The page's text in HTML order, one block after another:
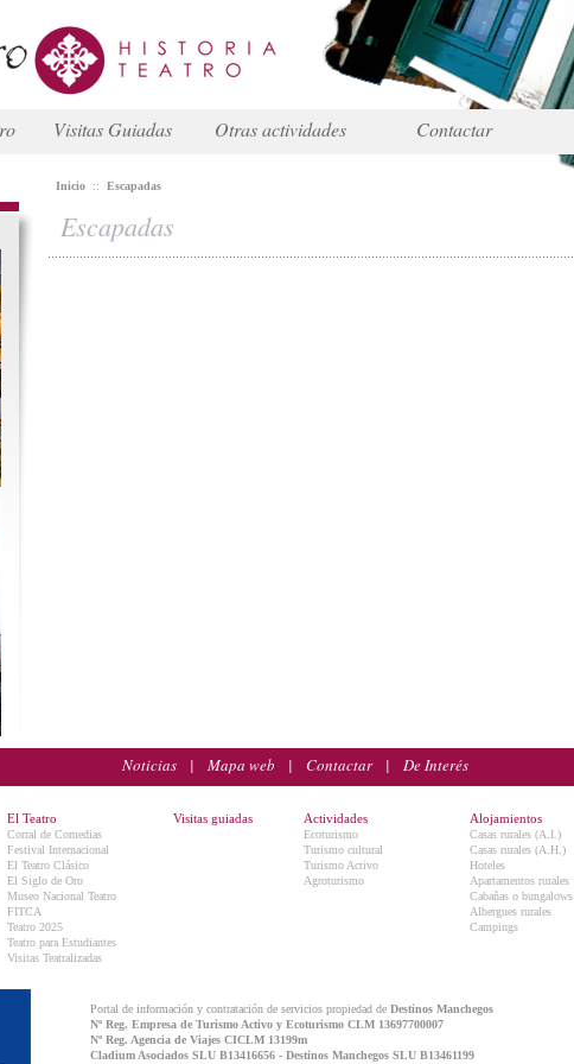
Visitas Guiadas Otras actividades Contactar
Inicio :: Escapadas
Escapadas
Noticias | Mapa web | Contactar| De Interés
El Teatro
Corral de Comedias
Festival Internacional
El Teatro Clásico
El Siglo de Oro
Museo Nacional Teatro
FITCA
Teatro 2025
Teatro para Estudiantes
Visitas Teatralizadas
Visitas guiadas Actividades
Ecoturismo
Turismo cultural
Turismo Activo
Agroturismo
Alojamientos
Casas rurales (A.I.)
Casas rurales (A.H.)
Hoteles
Apartamentos rurales
Cabañas o bungalows
Albergues rurales
Campings
Portal de información y contratación de servicios propiedad de Destinos Manchegos
Nº Reg. Empresa de Turismo Activo y Ecoturismo CLM 13697700007
Nº Reg. Agencia de Viajes CICLM 13199m
Cladium Asociados SLU B13416656 - Destinos Manchegos SLU B13461199